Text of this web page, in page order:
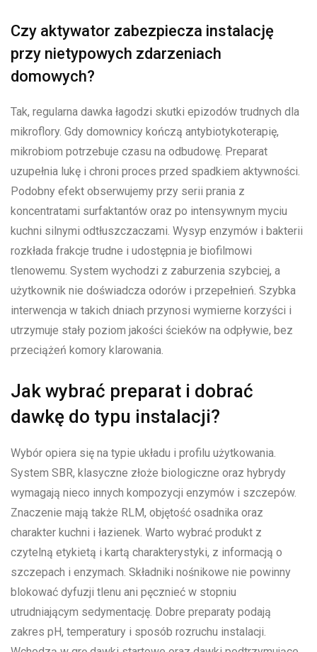
Czy aktywator zabezpiecza instalację
przy nietypowych zdarzeniach
domowych?
Tak, regularna dawka łagodzi skutki epizodów trudnych dla
mikroflory. Gdy domownicy kończą antybiotykoterapię,
mikrobiom potrzebuje czasu na odbudowę. Preparat
uzupełnia lukę i chroni proces przed spadkiem aktywności.
Podobny efekt obserwujemy przy serii prania z
koncentratami surfaktantów oraz po intensywnym myciu
kuchni silnymi odtłuszczaczami. Wysyp enzymów i bakterii
rozkłada frakcje trudne i udostępnia je biofilmowi
tlenowemu. System wychodzi z zaburzenia szybciej, a
użytkownik nie doświadcza odorów i przepełnień. Szybka
interwencja w takich dniach przynosi wymierne korzyści i
utrzymuje stały poziom jakości ścieków na odpływie, bez
przeciążeń komory klarowania.
Jak wybrać preparat i dobrać
dawkę do typu instalacji?
Wybór opiera się na typie układu i profilu użytkowania.
System SBR, klasyczne złoże biologiczne oraz hybrydy
wymagają nieco innych kompozycji enzymów i szczepów.
Znaczenie mają także RLM, objętość osadnika oraz
charakter kuchni i łazienek. Warto wybrać produkt z
czytelną etykietą i kartą charakterystyki, z informacją o
szczepach i enzymach. Składniki nośnikowe nie powinny
blokować dyfuzji tlenu ani pęcznieć w stopniu
utrudniającym sedymentację. Dobre preparaty podają
zakres pH, temperatury i sposób rozruchu instalacji.